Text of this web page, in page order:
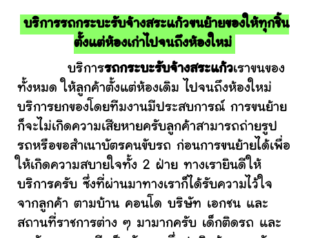
บริการรถกระบะรับจ้างสระแก้วขนย้ายของให้ทุกชิ้น
ตั้งแต่ห้องเก่าไปจนถึงห้องใหม่
บริการรถกระบะรับจ้างสระแก้วเราขนของ
ทั้งหมด ให้ลูกค้าตั้งแต่ห้องเดิม ไปจนถึงห้องใหม่
บริการยกของโดยทีมงานมีประสบการณ์ การขนย้าย
ก็จะไม่เกิดความเสียหายครับลูกค้าสามารถถ่ายรูป
รถหรือขอสำเนาบัตรคนขับรถ ก่อนการขนย้ายได้เพื่อ
ให้เกิดความสบายใจทั้ง 2 ฝ่าย ทางเรายินดีให้
บริการครับ ซึ่งที่ผ่านมาทางเราก็ได้รับความไว้ใจ
จากลูกค้า ตามบ้าน คอนโด บริษัท เอกชน และ
สถานที่ราชการต่าง ๆ มามากครับ เด็กติดรถ และ